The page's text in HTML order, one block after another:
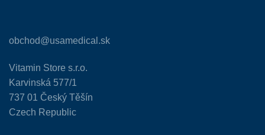
obchod@usamedical.sk
Vitamin Store s.r.o.
Karvinská 577/1
737 01 Český Těšín
Czech Republic